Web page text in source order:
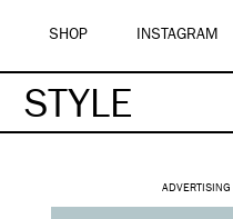
SHOP INSTAGRAM
STYLE
ADVERTISING